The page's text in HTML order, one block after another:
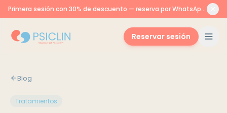
Primera sesión con 30% de descuento — reserva por WhatsApp o aquí
Reservar sesión
Blog
Tratamientos